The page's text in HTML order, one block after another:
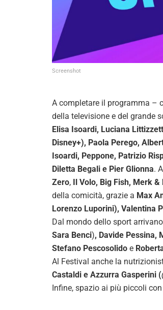
Screenshot
A completare il programma –
della televisione e del grande
Elisa Isoardi, Luciana
Disney+), Paola Perego,
Isoardi, Peppone, Patrizio
Diletta Begali e Pier Glionna.
Zero, Il Volo, Big Fish, Merk
della comicità, grazie a Max
Lorenzo Luporini), Valentina
Dal mondo dello sport
Sara Benci), Davide Pessina,
Stefano Pescosolido e
Al Festival anche la
Castaldi e Azzurra Gasperini
Infine, spazio ai più piccoli con